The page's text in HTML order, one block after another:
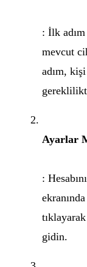
: İlk adım
mevcut
adım,
Ayarlar
:
gidin.